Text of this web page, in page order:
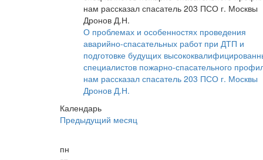
О проблемах и особенностях проведения
аварийно-спасательных работ при ДТП и
подготовке будущих
специалистов пожарно-спасательного
нам рассказал спасатель 203 ПСО г. Москвы
Дронов Д.Н.
Календарь
Предыдущий месяц
пн